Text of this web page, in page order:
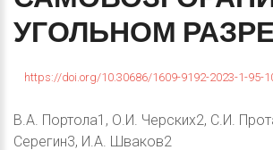
УГОЛЬНОМ
https://doi.org/10.30686/1609-9192-2023-1-95-
В.А. Портола1, О.И. Черских2, С.И.
Серегин3, И.А. Шваков2